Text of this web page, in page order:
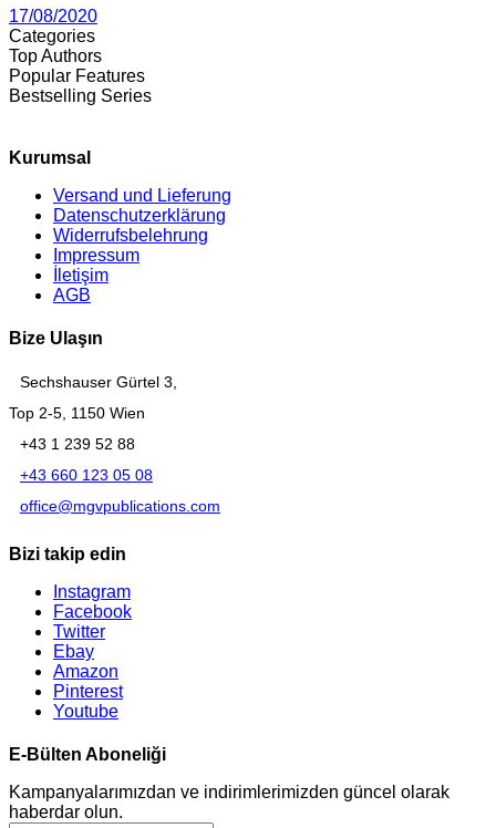
17/08/2020
Categories
Top Authors
Popular Features
Bestselling Series
Kurumsal
Versand und Lieferung
Datenschutzerklärung
Widerrufsbelehrung
Impressum
İletişim
AGB
Bize Ulaşın
Sechshauser Gürtel 3,
Top 2-5, 1150 Wien
+43 1 239 52 88
+43 660 123 05 08
office@mgvpublications.com
Bizi takip edin
Instagram
Facebook
Twitter
Ebay
Amazon
Pinterest
Youtube
E-Bülten Aboneliği
Kampanyalarımızdan ve indirimlerimizden güncel olarak
haberdar olun.